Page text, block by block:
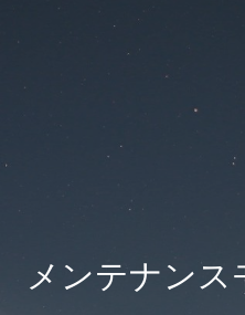
メンテナン